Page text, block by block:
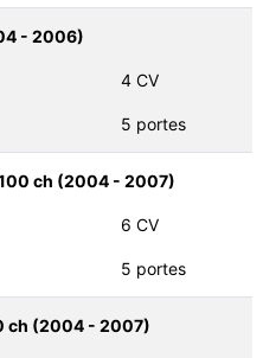
- 2006)
4 CV
5 portes
100 ch (2004 - 2007)
6 CV
5 portes
ch (2004 - 2007)